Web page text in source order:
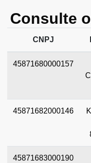
Consulte
CNPJ
45871680000157
45871682000146
45871683000190